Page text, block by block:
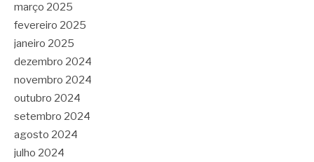
março 2025
fevereiro 2025
janeiro 2025
dezembro 2024
novembro 2024
outubro 2024
setembro 2024
agosto 2024
julho 2024